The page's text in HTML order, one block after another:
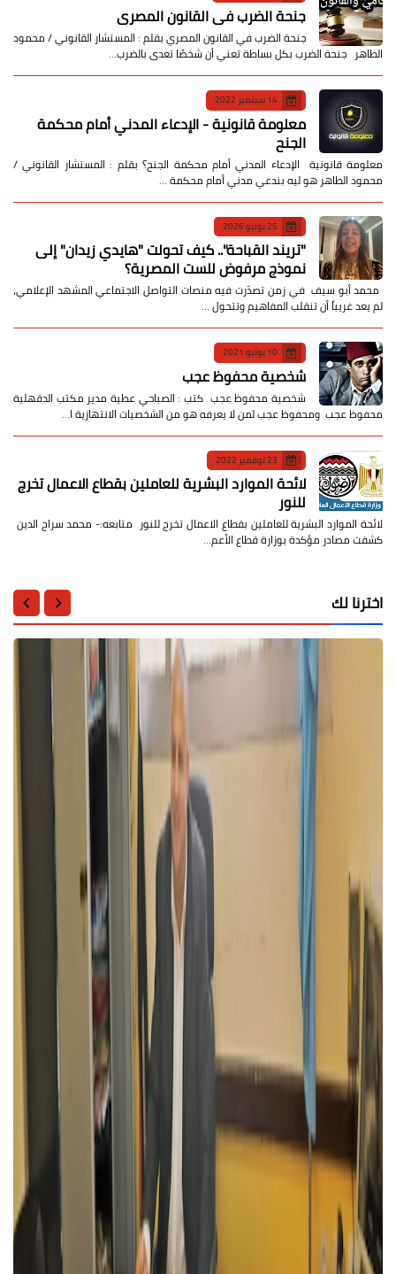
جنحة الضرب في القانون المصري
جنحة الضرب في القانون المصري بقلم : المستشار القانوني / محمود
الطاهر جنحة الضرب بكل بساطة تعني أن شخصًا تعدى بالضرب…
14 سبتمبر 2022
معلومة قانونية - الإدعاء المدني أمام محكمة
الجنح
معلومة قانونية الإدعاء المدني أمام محكمة الجنح؟ بقلم : المستشار القانوني /
محمود الطاهر هو ليه بندعي مدني أمام محكمة …
25 يوليو 2026
​"تريند القباحة".. كيف تحولت "هايدي زيدان" إلى
نموذج مرفوض للست المصرية؟
​ محمد أبو سيف ​في زمن تصدّرت فيه منصات التواصل الاجتماعي المشهد الإعلامي،
لم يعد غريباً أن تنقلب المفاهيم وتتحول …
10 يونيو 2021
شخصية محفوظ عجب
شخصية محفوظ عجب كتب : الصباحي عطية مدير مكتب الدقهلية
محفوظ عجب ومحفوظ عجب لمن لا يعرفه هو من الشخصيات الانتهازية ا…
23 نوفمبر 2022
لائحة الموارد البشرية للعاملين بقطاع الاعمال تخرج
للنور
لائحة الموارد البشرية للعاملين بقطاع الاعمال تخرج للنور متابعه:- محمد سراج الدين
كشفت مصادر مؤكدة بوزارة قطاع الأعم…
اخترنا لك